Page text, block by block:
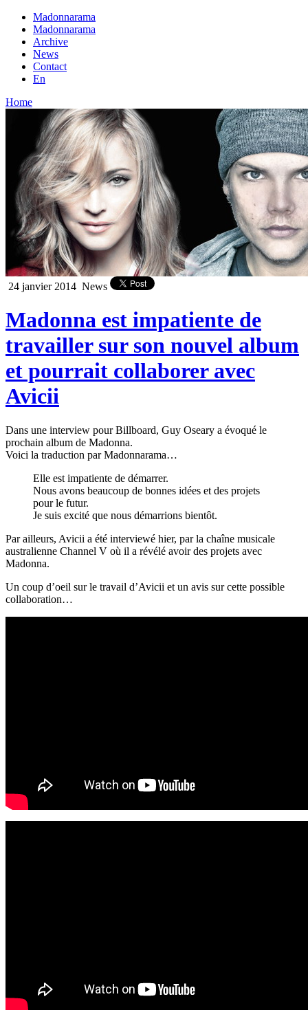
Madonnarama
Madonnarama
Archive
News
Contact
En
Home
24 janvier 2014 News
Madonna est impatiente de
travailler sur son nouvel album
et pourrait collaborer avec
Avicii
Dans une interview pour Billboard, Guy Oseary a évoqué le
prochain album de Madonna.
Voici la traduction par Madonnarama…
Elle est impatiente de démarrer.
Nous avons beaucoup de bonnes idées et des projets
pour le futur.
Je suis excité que nous démarrions bientôt.
Par ailleurs, Avicii a été interviewé hier, par la chaîne musicale
australienne Channel V où il a révélé avoir des projets avec
Madonna.
Un coup d’oeil sur le travail d’Avicii et un avis sur cette possible
collaboration…